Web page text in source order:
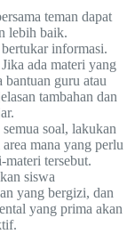
teman dapat
lebih baik.
informasi.
Jika ada materi yang
guru atau
tambahan dan
soal, lakukan
mana yang perlu
tersebut.
siswa
yang bergizi, dan
yang prima akan